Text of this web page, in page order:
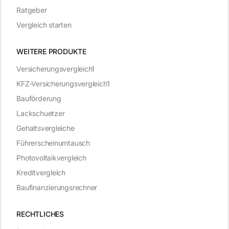
WEITERE PRODUKTE
RECHTLICHES
Versicherungsvergleich1
KFZ-Versicherungsvergleich1
Bauförderung
Lackschuetzer
Gehaltsvergleiche
Führerscheinumtausch
Photovoltaikvergleich
Kreditvergleich
Baufinanzierungsrechner
Ratgeber
Vergleich starten